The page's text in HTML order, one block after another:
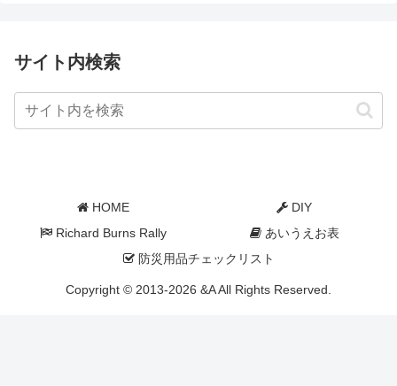
サイト内検索
HOME
DIY
Richard Burns Rally
あいうえお表
防災用品チェックリスト
Copyright © 2013-2026 &A All Rights Reserved.